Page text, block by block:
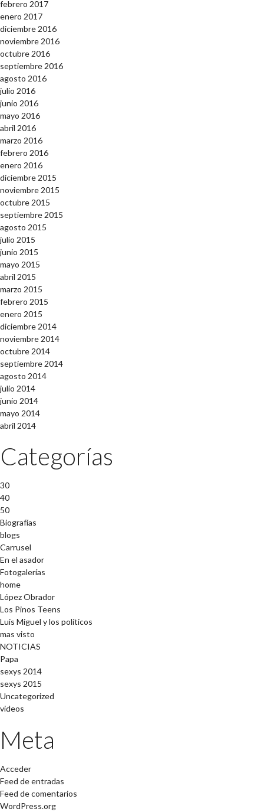
febrero 2017
enero 2017
diciembre 2016
noviembre 2016
octubre 2016
septiembre 2016
agosto 2016
julio 2016
junio 2016
mayo 2016
abril 2016
marzo 2016
febrero 2016
enero 2016
diciembre 2015
noviembre 2015
octubre 2015
septiembre 2015
agosto 2015
julio 2015
junio 2015
mayo 2015
abril 2015
marzo 2015
febrero 2015
enero 2015
diciembre 2014
noviembre 2014
octubre 2014
septiembre 2014
agosto 2014
julio 2014
junio 2014
mayo 2014
abril 2014
Categorías
30
40
50
Biografías
blogs
Carrusel
En el asador
Fotogalerías
home
López Obrador
Los Pinos Teens
Luis Miguel y los políticos
mas visto
NOTICIAS
Papa
sexys 2014
sexys 2015
Uncategorized
videos
Meta
Acceder
Feed de entradas
Feed de comentarios
WordPress.org